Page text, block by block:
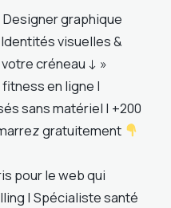
Designer graphique
visuelles &
créneau ↓ »
fitness en ligne |
sans matériel | +200
gratuitement
pour le web qui
| Spécialiste santé